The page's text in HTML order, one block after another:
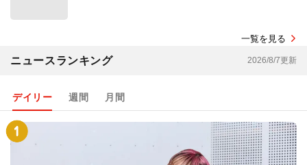
一覧を見る
ニュースランキング 2026/8/7更新
デイリー 週間 月間